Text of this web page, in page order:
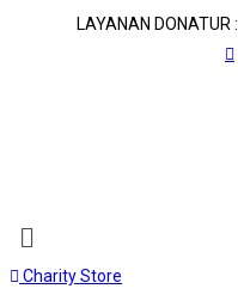
LAYANAN DONATUR :
Menu
Charity Store